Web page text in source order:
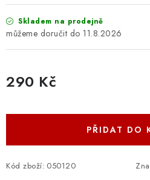
OBCHODNÍ PODMÍNKY
ZÁSADY ZPRACOVÁNÍ
O E-SHOPU
OBCHODNÍ PODMÍNKY
ZÁSADY ZPRACOVÁNÍ OSOBNÍCH
Skladem na prodejně
11.8.2026
290 Kč
PŘIDAT DO
Kód zboží: 050120